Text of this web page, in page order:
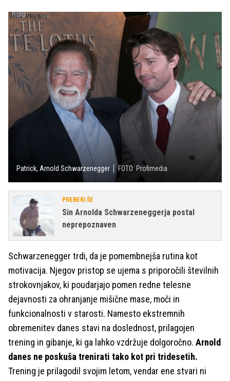
Patrick, Arnold Schwarzenegger FOTO: Profimedia
PREBERI ŠE
Sin Arnolda Schwarzeneggerja postal
neprepoznaven
Schwarzenegger trdi, da je pomembnejša rutina kot
motivacija. Njegov pristop se ujema s priporočili številnih
strokovnjakov, ki poudarjajo pomen redne telesne
dejavnosti za ohranjanje mišične mase, moči in
funkcionalnosti v starosti. Namesto ekstremnih
obremenitev danes stavi na doslednost, prilagojen
trening in gibanje, ki ga lahko vzdržuje dolgoročno. Arnold
danes ne poskuša trenirati tako kot pri tridesetih.
Trening je prilagodil svojim letom, vendar ene stvari ni